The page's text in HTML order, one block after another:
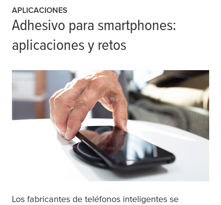
APLICACIONES
Adhesivo para smartphones:
aplicaciones y retos
Los fabricantes de teléfonos inteligentes se